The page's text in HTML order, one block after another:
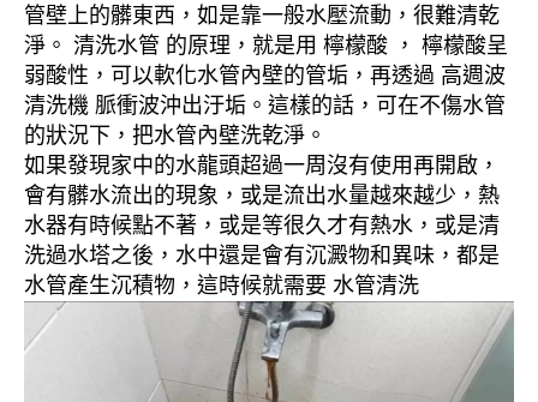
管壁上的髒東西，如是靠一般水壓流動，很難清乾
淨。 清洗水管 的原理，就是用 檸檬酸 ， 檸檬酸呈
弱酸性，可以軟化水管內壁的管垢，再透過 高週波
清洗機 脈衝波沖出汙垢。這樣的話，可在不傷水管
的狀況下，把水管內壁洗乾淨。
如果發現家中的水龍頭超過一周沒有使用再開啟，
會有髒水流出的現象，或是流出水量越來越少，熱
水器有時候點不著，或是等很久才有熱水，或是清
洗過水塔之後，水中還是會有沉澱物和異味，都是
水管產生沉積物，這時候就需要 水管清洗